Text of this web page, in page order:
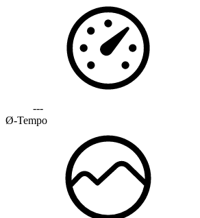
---
Ø-Tempo